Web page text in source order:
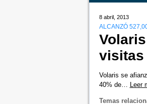
8 abril, 2013
ALCANZÓ
visitas
Volaris se
40% de… Leer
Temas